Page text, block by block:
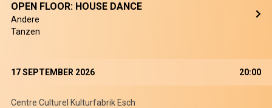
OPEN FLOOR: HOUSE DANCE
Andere
Tanzen
17 SEPTEMBER 2026 20:00
Centre Culturel Kulturfabrik Esch